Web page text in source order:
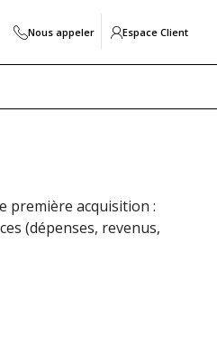
Nous appeler Espace Client
première acquisition :
(dépenses, revenus,